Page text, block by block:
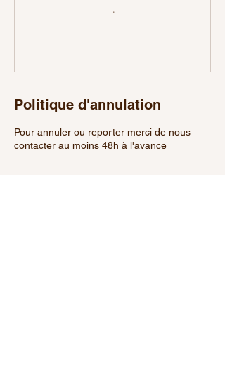
Politique d'annulation
Pour annuler ou reporter merci de nous
contacter au moins 48h à l'avance